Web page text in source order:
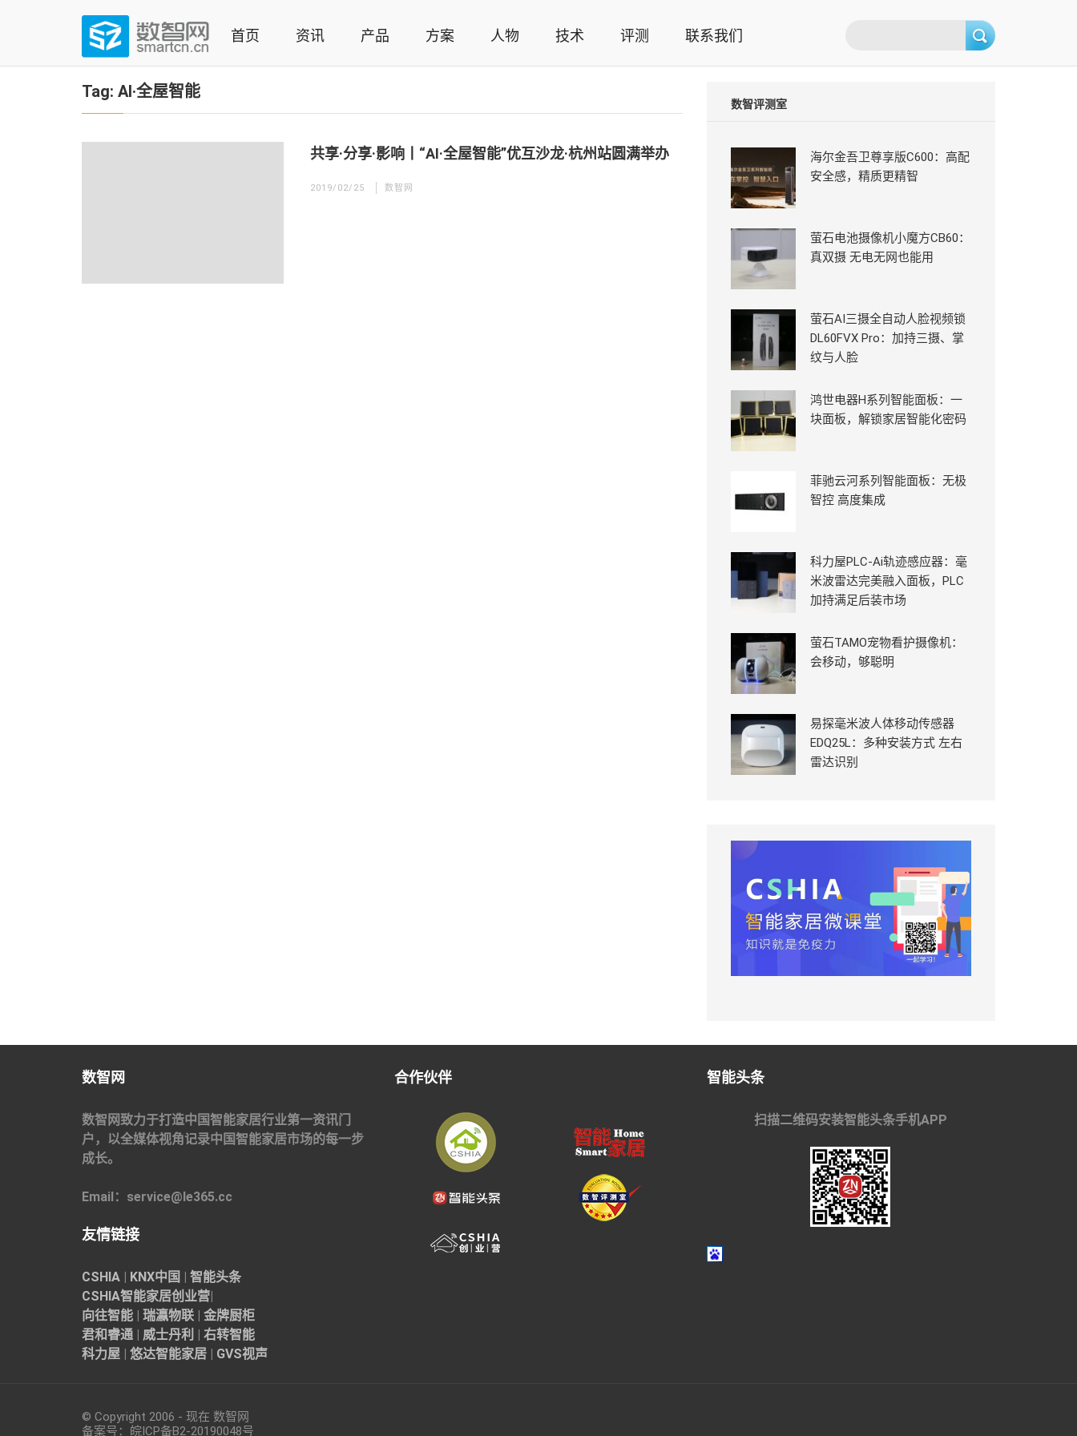
(Press
数智网
智能家居第一资讯门户 | 智能家居系统，智能家居产品，智能家居解决方案，智能家居技术应用，智能家居行业观点，智能家居项目案例
首页 资讯 产品 方案 人物 技术 评测 联系我们
Tag: AI·全屋智能
共享·分享·影响丨“AI·全屋智能”优互沙龙·杭州站圆满举办
2019/02/25 数智网
数智评测室
海尔金吾卫尊享版C600：高配
安全感，精质更精智
萤石电池摄像机小魔方CB60：
真双摄 无电无网也能用
萤石AI三摄全自动人脸视频锁
DL60FVX Pro：加持三摄、掌
纹与人脸
鸿世电器H系列智能面板：一
块面板，解锁家居智能化密码
菲驰云河系列智能面板：无极
智控 高度集成
科力屋PLC-Ai轨迹感应器：毫
米波雷达完美融入面板，PLC
加持满足后装市场
萤石TAMO宠物看护摄像机：
会移动，够聪明
易探毫米波人体移动传感器
EDQ25L：多种安装方式 左右
雷达识别
数智网
数智网致力于打造中国智能家居行业第一资讯门
户，以全媒体视角记录中国智能家居市场的每一步
成长。
Email：service@le365.cc
友情链接
CSHIA | KNX中国 | 智能头条
CSHIA智能家居创业营|
向往智能 | 瑞瀛物联 | 金牌厨柜
君和睿通 | 威士丹利 | 右转智能
科力屋 | 悠达智能家居 | GVS视声
合作伙伴 智能头条
扫描二维码安装智能头条手机APP
© Copyright 2006 - 现在 数智网
备案号： 皖ICP备B2-20190048号